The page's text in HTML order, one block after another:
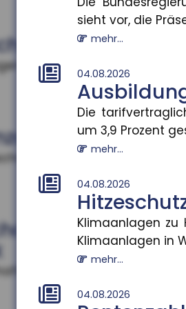
sieht vor, die
mehr...
04.08.2026
Die
um 3,9 Prozent
mehr...
04.08.2026
Klimaanlagen zu
Klimaanlagen in
mehr...
04.08.2026
als
zu Hause verbessern
Lage
Situation kleiner und